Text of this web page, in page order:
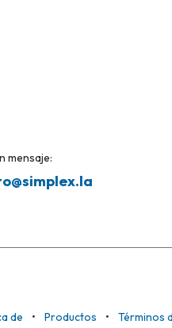
mensaje:
de • Productos • Términos